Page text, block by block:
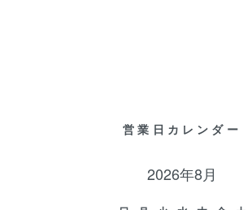
営業日カレンダー
2026年8月